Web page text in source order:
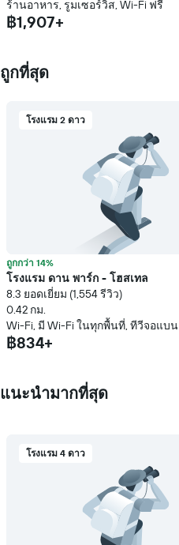
ร้านอาหาร, รูมเซอร์วิส, Wi-Fi ฟรี
฿1,907+
ถูกที่สุด
โรงแรม 2 ดาว
ถูกกว่า 14%
โรงแรม ดาน พาร์ก - โฮสเทล
8.3 ยอดเยี่ยม (1,554 รีวิว)
0.42 กม.
Wi-Fi, มี Wi-Fi ในทุกพื้นที่, ทีวีจอแบน
฿834+
แนะนำมากที่สุด
โรงแรม 4 ดาว